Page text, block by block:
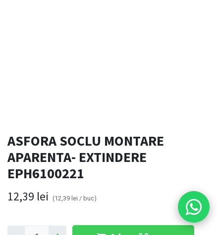
ASFORA SOCLU MONTARE
APARENTA- EXTINDERE
EPH6100221
12,39 lei (12,39 lei / buc)